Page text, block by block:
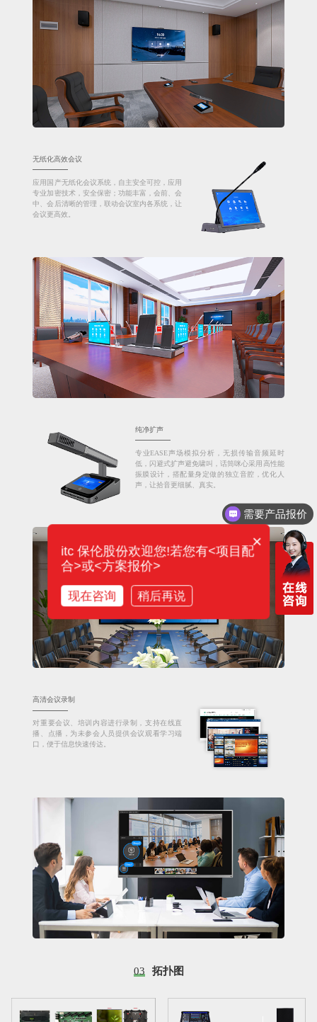
无纸化高效会议
应用国产无纸化会议系统，自主安全可控，应用
专业加密技术，安全保密；功能丰富，会前、会
中、会后清晰的管理，联动会议室内各系统，让
会议更高效。
纯净扩声
专业EASE声场模拟分析，无损传输音频延时
低，闪避式扩声避免啸叫，话筒咪心采用高性能
振膜设计，搭配量身定做的独立音腔，优化人
声，让拾音更细腻、真实。
高清会议录制
对重要会议、培训内容进行录制，支持在线直
播、点播，为未参会人员提供会议观看学习端
口，便于信息快速传达。
03 拓扑图
需要产品报价
×
itc 保伦股份欢迎您!若您有<项目配
合>或<方案报价>
现在咨询 稍后再说